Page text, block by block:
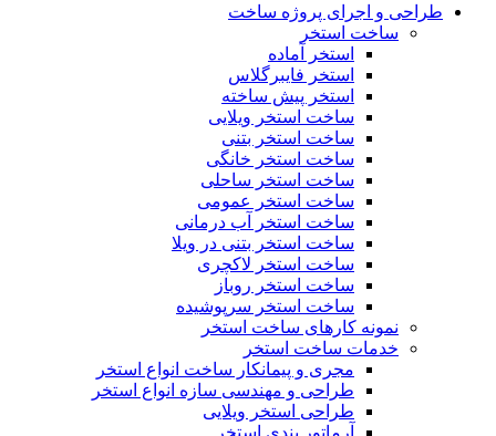
و اجرای پروژه ساخت
ساخت استخر
استخر آماده
استخر فایبرگلاس
استخر پیش ساخته
ساخت استخر ویلایی
ساخت استخر بتنی
ساخت استخر خانگی
ساخت استخر ساحلی
ساخت استخر عمومی
ساخت استخر آب درمانی
ساخت استخر بتنی در ویلا
ساخت استخر لاکچری
ساخت استخر روباز
ساخت استخر سرپوشیده
نمونه کارهای ساخت استخر
خدمات ساخت استخر
مجری و پیمانکار ساخت انواع استخر
طراحی و مهندسی سازه انواع استخر
طراحی استخر ویلایی
آرماتور بندی استخر